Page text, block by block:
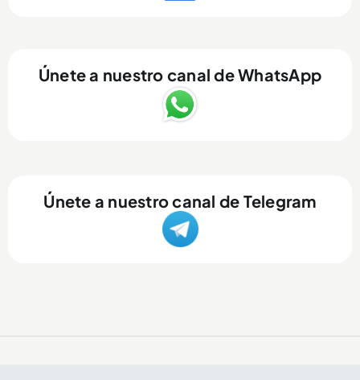
Únete a nuestro canal de WhatsApp
Únete a nuestro canal de Telegram